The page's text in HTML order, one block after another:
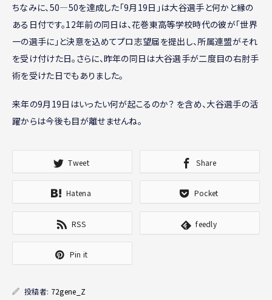
ちなみに、50―50を達成した「9月19日」は大谷選手と何かと縁の
ある日付です。12年前の同日は、花巻東高等学校時代の彼が「世界
一の選手に」と決意を込めてプロ志望届を提出し、所属連盟がそれ
を受け付けた日。さらに、昨年の同日は大谷選手が二度目の右肘手
術を受けた日でもありました。
来年の9月19日はいったい何が起こるのか？ を含め、大谷選手の活
躍からは今後も目が離せませんね。
Tweet Share
Hatena Pocket
RSS feedly
Pin it
投稿者: 72gene_Z